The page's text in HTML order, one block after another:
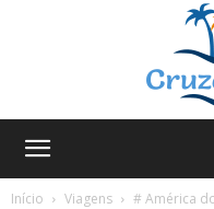
Início
Viagens # América